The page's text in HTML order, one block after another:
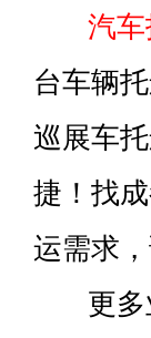
汽
台车辆
巡展车
捷！找
运需求
更